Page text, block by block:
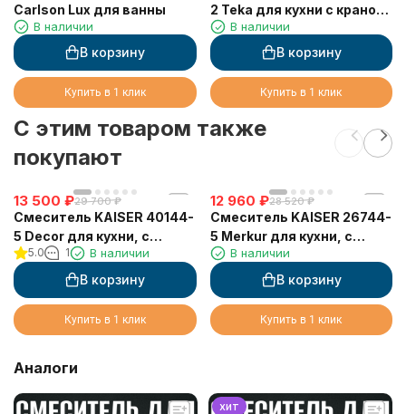
Carlson Lux для ванны
В наличии
В корзину
Купить в 1 клик
2 Teka для кухни с краном
для питьевой воды,
черный мрамор
В наличии
В корзину
Купить в 1 клик
C этим товаром также
покупают
13 500 ₽29 700 ₽
Смеситель KAISER 40144-
5 Decor для кухни, с
краном для питьевой
воды, серебро
5.0 1 В наличии
В корзину
Купить в 1 клик
12 960 ₽28 520 ₽
Смеситель KAISER 26744-
5 Merkur для кухни, с
краном для питьевой
воды, серебро
В наличии
В корзину
Купить в 1 клик
Аналоги
хит